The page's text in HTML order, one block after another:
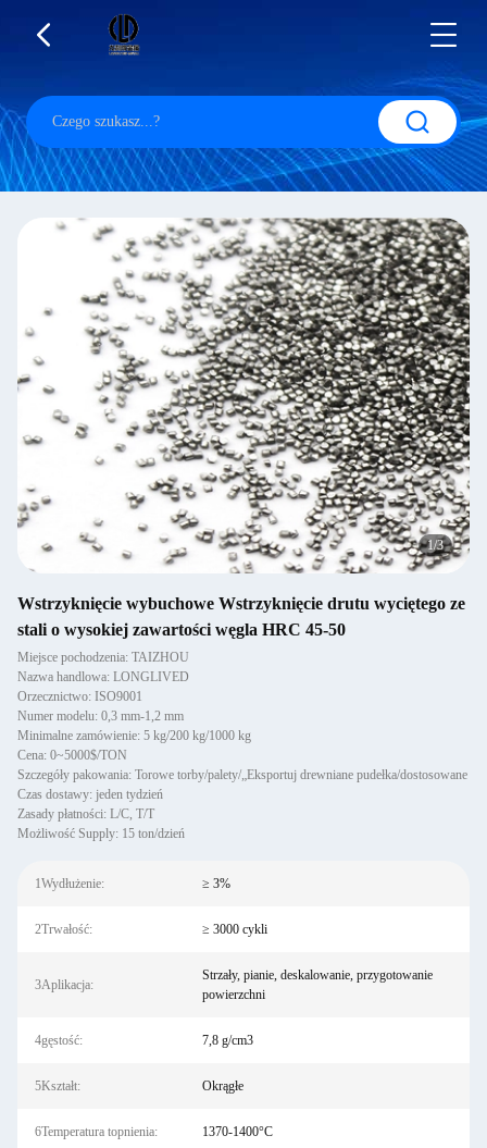
1/3
Wstrzyknięcie wybuchowe Wstrzyknięcie drutu wyciętego ze
stali o wysokiej zawartości węgla HRC 45-50
Miejsce pochodzenia: TAIZHOU
Nazwa handlowa: LONGLIVED
Orzecznictwo: ISO9001
Numer modelu: 0,3 mm-1,2 mm
Minimalne zamówienie: 5 kg/200 kg/1000 kg
Cena: 0~5000$/TON
Szczegóły pakowania: Torowe torby/palety/„Eksportuj drewniane pudełka/dostosowane
Czas dostawy: jeden tydzień
Zasady płatności: L/C, T/T
Możliwość Supply: 15 ton/dzień
1Wydłużenie: ≥ 3%
2Trwałość: ≥ 3000 cykli
3Aplikacja:
Strzały, pianie, deskalowanie, przygotowanie
powierzchni
4gęstość: 7,8 g/cm3
5Kształt: Okrągłe
6Temperatura topnienia: 1370-1400°C